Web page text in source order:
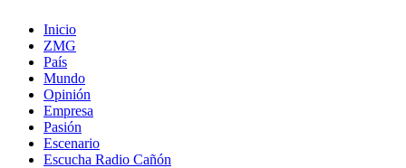
Inicio
ZMG
País
Mundo
Opinión
Empresa
Pasión
Escenario
Escucha Radio Cañón